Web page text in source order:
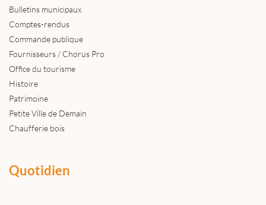
Bulletins municipaux
Comptes-rendus
Commande publique
Fournisseurs / Chorus Pro
Office du tourisme
Histoire
Patrimoine
Petite Ville de Demain
Chaufferie bois
Quotidien